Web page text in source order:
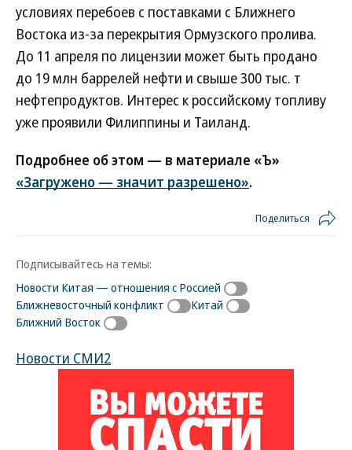
условиях перебоев с поставками с Ближнего
Востока из-за перекрытия Ормузского пролива.
До 11 апреля по лицензии может быть продано
до 19 млн баррелей нефти и свыше 300 тыс. т
нефтепродуктов. Интерес к российскому топливу
уже проявили Филиппины и Таиланд.
Подробнее об этом — в материале «Ъ»
«Загружено — значит разрешено».
Поделиться
Подписывайтесь на темы:
Новости Китая — отношения с Россией
Ближневосточный конфликт
Китай
Ближний Восток
Новости СМИ2